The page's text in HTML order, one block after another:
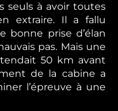
seuls à avoir toutes
extraire. Il a fallu
bonne prise d’élan
pas. Mais une
50 km avant
de la cabine a
l’épreuve à une